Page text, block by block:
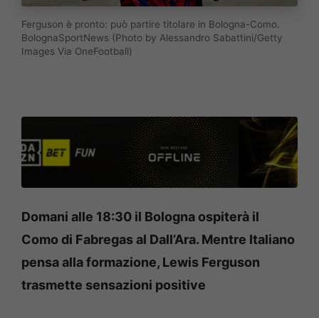
Ferguson è pronto: può partire titolare in Bologna-Como.
BolognaSportNews (Photo by Alessandro Sabattini/Getty
Images Via OneFootball)
Domani alle 18:30 il Bologna ospiterà il
Como di Fabregas al Dall’Ara. Mentre Italiano
pensa alla formazione, Lewis Ferguson
trasmette sensazioni positive